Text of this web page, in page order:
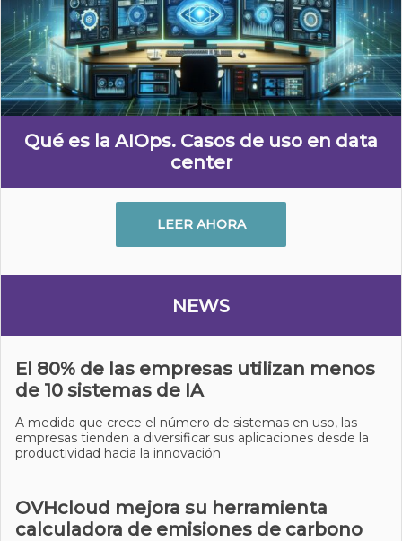
Qué es la AIOps. Casos de uso en data
center
LEER AHORA
NEWS
El 80% de las empresas utilizan menos
de 10 sistemas de IA
A medida que crece el número de sistemas en uso, las
empresas tienden a diversificar sus aplicaciones desde la
productividad hacia la innovación
OVHcloud mejora su herramienta
calculadora de emisiones de carbono